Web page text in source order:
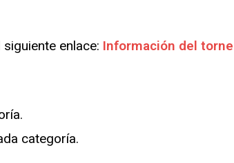
enlace: Información del
categoría.